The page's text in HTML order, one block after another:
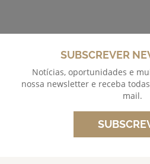
SUBSCREVER
Notícias, oportunidades e
nossa newsletter e receba
mail.